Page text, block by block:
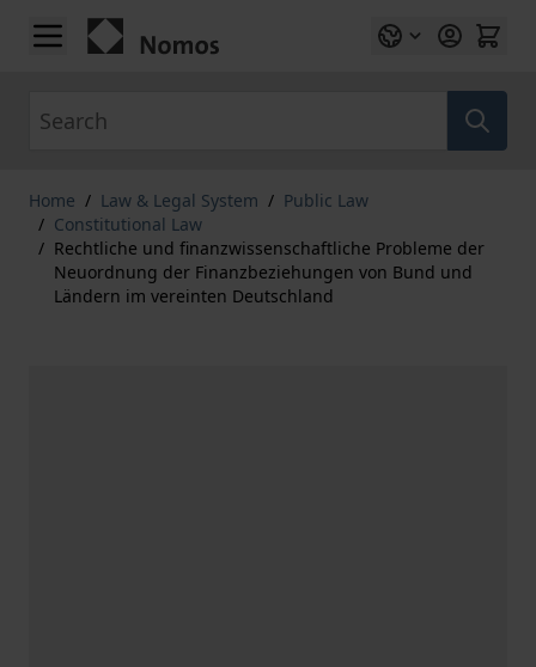
Skip to Content
Home / Law & Legal System / Public Law
/ Constitutional Law
/ Rechtliche und finanzwissenschaftliche Probleme der
Neuordnung der Finanzbeziehungen von Bund und
Ländern im vereinten Deutschland